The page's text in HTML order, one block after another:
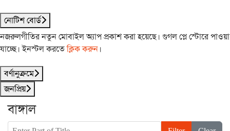
নোটিশ বোর্ড
নজরুলগীতির নতুন মোবাইল অ্যাপ প্রকাশ করা হয়েছে। গুগল প্লে স্টোরে পাওয়া
যাচ্ছে। ইনস্টল করতেক্লিক করুন।
বর্ণানুক্রমে
জনপ্রিয়
বাঙ্গাল
Enter Part of Title